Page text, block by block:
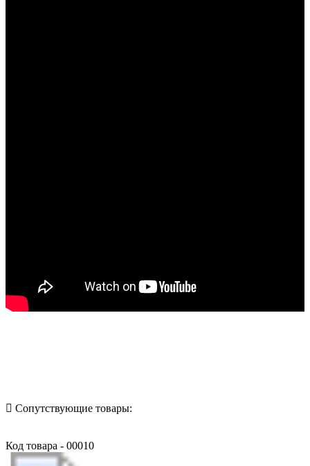
Сопутствующие товары:
Код товара - 00010